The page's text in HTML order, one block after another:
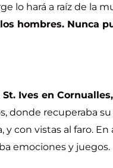
lo hará a raíz de la
hombres. Nunca
St. Ives en Cornualles,
donde recuperaba
con vistas al faro.
emociones y juegos.